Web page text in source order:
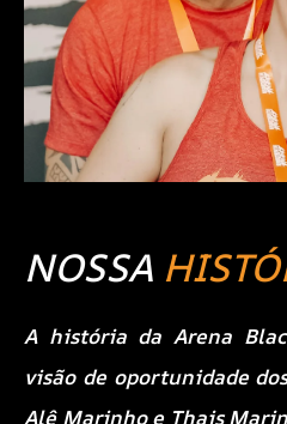
NOSSA
A história da Arena
visão de oportunidade
Alê Marinho e Thais